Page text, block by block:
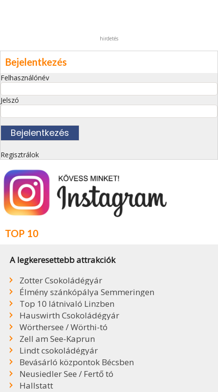
hirdetés
Bejelentkezés
Felhasználónév
Jelszó
Regisztrálok
TOP 10
A legkeresettebb attrakciók
Zotter Csokoládégyár
Élmény szánkópálya Semmeringen
Top 10 látnivaló Linzben
Hauswirth Csokoládégyár
Wörthersee / Wörthi-tó
Zell am See-Kaprun
Lindt csokoládégyár
Bevásárló központok Bécsben
Neusiedler See / Fertő tó
Hallstatt